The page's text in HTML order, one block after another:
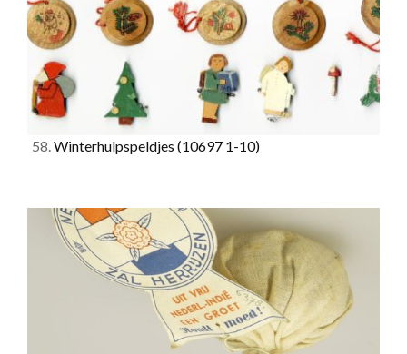
58.Winterhulpspeldjes (10697 1-10)